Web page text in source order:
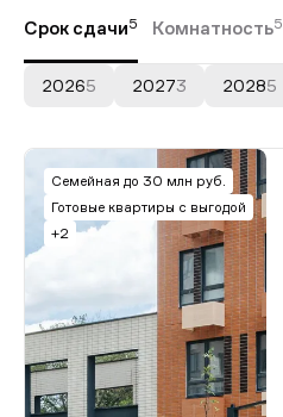
Срок сдачи5 Комнатность5
20265 20273 20285
Семейная до 30 млн руб.
Готовые квартиры с выгодой
+2